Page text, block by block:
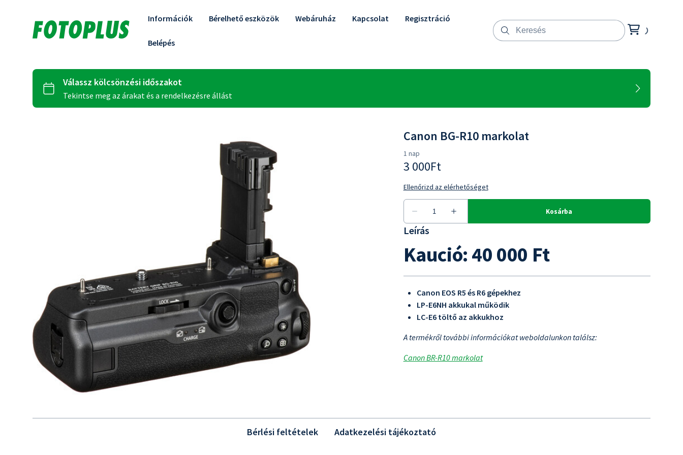
Információk Bérelhető eszközök Webáruház Kapcsolat Regisztráció
Belépés
Canon BG-R10 markolat
Leírás
Kaució: 40 000 Ft
Canon EOS R5 és R6 gépekhez
LP-E6NH akkukal működik
LC-E6 töltő az akkukhoz
A termékről további információkat weboldalunkon találsz:
Canon BR-R10 markolat
Bérlési feltételek Adatkezelési tájékoztató